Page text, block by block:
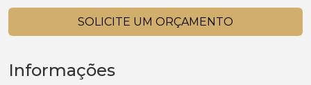
SOLICITE UM ORÇAMENTO
Informações